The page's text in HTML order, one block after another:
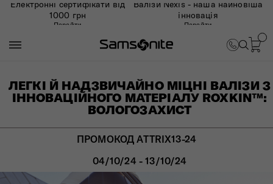
Електронні сертифікати від
1000 грн
Перейти
Валізи Nexis - наша найновіша
інновація
Перейти
ЛЕГКІ Й НАДЗВИЧАЙНО МІЦНІ ВАЛІЗИ З
ІННОВАЦІЙНОГО МАТЕРІАЛУ ROXKIN™:
ВОЛОГОЗАХИСТ
ПРОМОКОД ATTRIX13-24
04/10/24 - 13/10/24